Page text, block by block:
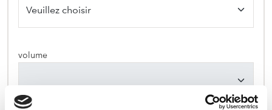
volume